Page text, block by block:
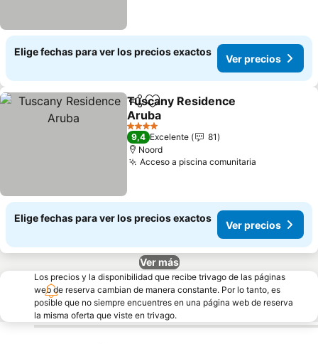
Elige fechas para ver los precios exactos
Ver precios
CompartirAgregar a favoritos
Tuscany Residence
Aruba
4 Estrellas
9,4 Excelente
81
Noord
Acceso a piscina comunitaria
Elige fechas para ver los precios exactos
Ver precios
Ver más
Los precios y la disponibilidad que recibe trivago de las páginas
web de reserva cambian de manera constante. Por lo tanto, es
posible que no siempre encuentres en una página web de reserva
la misma oferta que viste en trivago.